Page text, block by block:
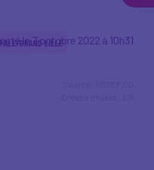
GRAND LILLE
le 7 octobre 2022 à 10h31